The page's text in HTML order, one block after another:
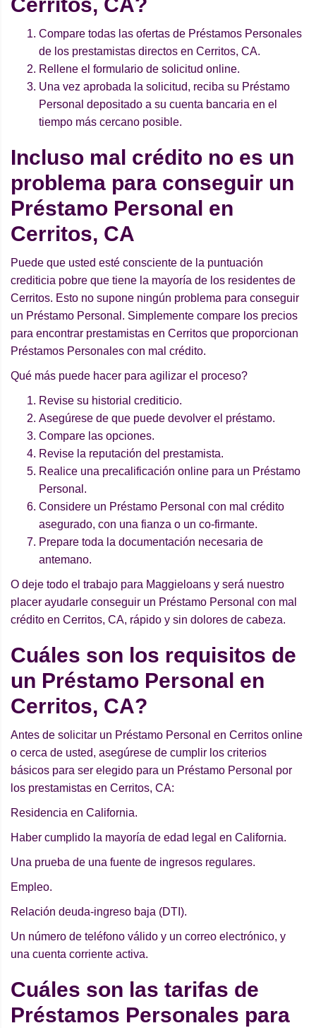
Cerritos, CA?
Compare todas las ofertas de Préstamos Personales
de los prestamistas directos en Cerritos, CA.
Rellene el formulario de solicitud online.
Una vez aprobada la solicitud, reciba su Préstamo
Personal depositado a su cuenta bancaria en el
tiempo más cercano posible.
Incluso mal crédito no es un
problema para conseguir un
Préstamo Personal en
Cerritos, CA
Puede que usted esté consciente de la puntuación
crediticia pobre que tiene la mayoría de los residentes de
Cerritos. Esto no supone ningún problema para conseguir
un Préstamo Personal. Simplemente compare los precios
para encontrar prestamistas en Cerritos que proporcionan
Préstamos Personales con mal crédito.
Qué más puede hacer para agilizar el proceso?
Revise su historial crediticio.
Asegúrese de que puede devolver el préstamo.
Compare las opciones.
Revise la reputación del prestamista.
Realice una precalificación online para un Préstamo
Personal.
Considere un Préstamo Personal con mal crédito
asegurado, con una fianza o un co-firmante.
Prepare toda la documentación necesaria de
antemano.
O deje todo el trabajo para Maggieloans y será nuestro
placer ayudarle conseguir un Préstamo Personal con mal
crédito en Cerritos, CA, rápido y sin dolores de cabeza.
Cuáles son los requisitos de
un Préstamo Personal en
Cerritos, CA?
Antes de solicitar un Préstamo Personal en Cerritos online
o cerca de usted, asegúrese de cumplir los criterios
básicos para ser elegido para un Préstamo Personal por
los prestamistas en Cerritos, CA:
Residencia en California.
Haber cumplido la mayoría de edad legal en California.
Una prueba de una fuente de ingresos regulares.
Empleo.
Relación deuda-ingreso baja (DTI).
Un número de teléfono válido y un correo electrónico, y
una cuenta corriente activa.
Cuáles son las tarifas de
Préstamos Personales para